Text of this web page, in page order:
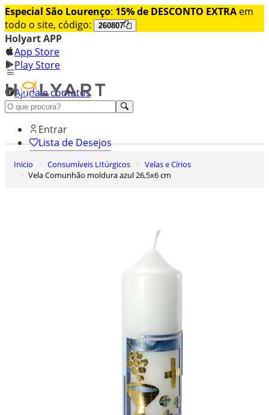
Especial São Lourenço: 15% de DESCONTO EXTRA em
todo o site, código:
260807
Holyart APP
App Store
Play Store
Ajuda e contatos
Conheça premium
Entrar
Lista de Desejos
0
Carrinho de Compras
Inicio Consumíveis LItúrgicos
Velas e Círios
Vela Comunhão moldura azul 26,5x6 cm